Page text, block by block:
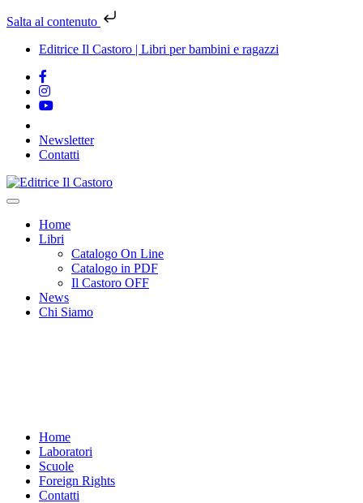
Salta al contenuto
Editrice Il Castoro | Libri per bambini e ragazzi
Newsletter
Contatti
Vai
al
Home
Libri
Catalogo On Line
Catalogo in PDF
Il Castoro OFF
News
Chi Siamo
Home
Laboratori
Scuole
Foreign Rights
Contatti